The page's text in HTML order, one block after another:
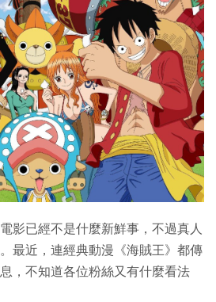
影已經不是什麼新鮮事，不過真人
最近，連經典動漫《海賊王》都傳
，不知道各位粉絲又有什麼看法